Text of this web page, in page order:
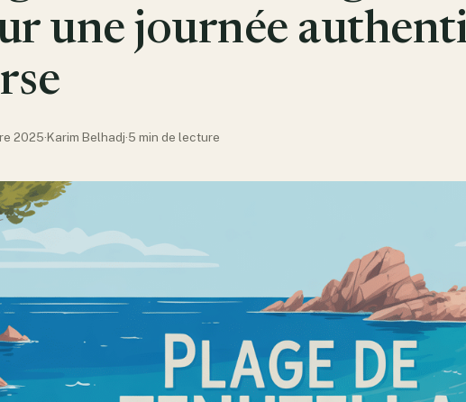
une journée
2025·Karim Belhadj·5 min de lecture